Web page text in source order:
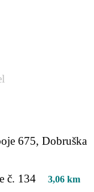
675, Dobruška
č. 134 3,06 km